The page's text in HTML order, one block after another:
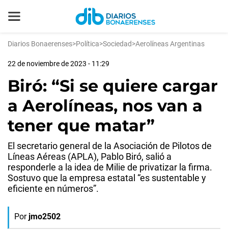
Diarios Bonaerenses>Política>Sociedad>Aerolíneas Argentinas
22 de noviembre de 2023 - 11:29
Biró: “Si se quiere cargar
a Aerolíneas, nos van a
tener que matar”
El secretario general de la Asociación de Pilotos de
Líneas Aéreas (APLA), Pablo Biró, salió a
responderle a la idea de Milie de privatizar la firma.
Sostuvo que la empresa estatal “es sustentable y
eficiente en números”.
Por jmo2502